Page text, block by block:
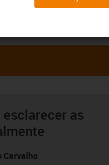
as
Carvalho